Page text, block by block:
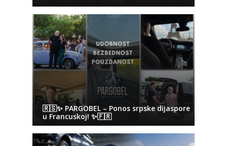
🇷🇸✨ PARGOBEL – Ponos srpske dijaspore
u Francuskoj! ✨🇫🇷